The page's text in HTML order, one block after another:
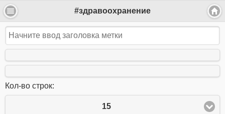
#здравоохранение
Кол-во строк:
15